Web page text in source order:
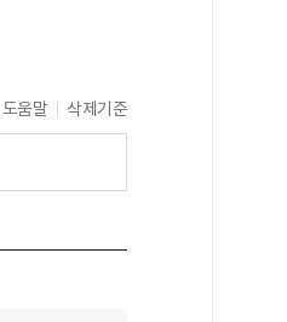
도움말 삭제기준